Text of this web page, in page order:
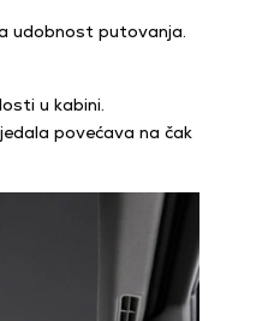
udobnost putovanja.
u kabini.
povećava na čak